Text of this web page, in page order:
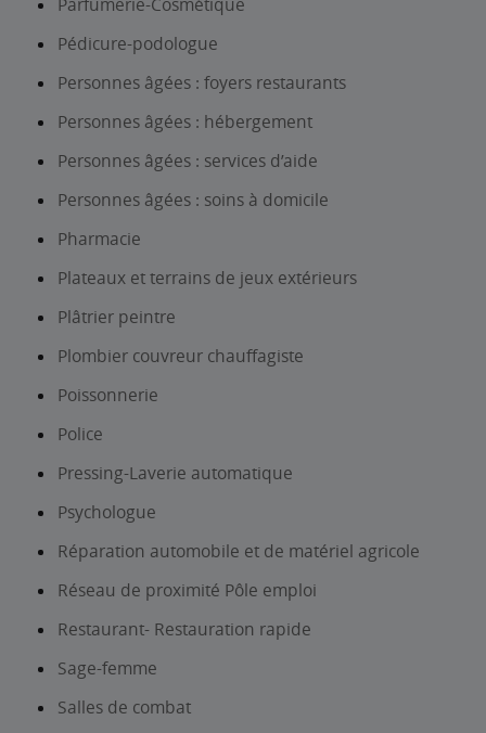
Pédicure-podologue
Personnes âgées : foyers restaurants
Personnes âgées : hébergement
Personnes âgées : services d’aide
Personnes âgées : soins à domicile
Pharmacie
Plateaux et terrains de jeux extérieurs
Plâtrier peintre
Plombier couvreur chauffagiste
Poissonnerie
Police
Pressing-Laverie automatique
Psychologue
Réparation automobile et de matériel agricole
Réseau de proximité Pôle emploi
Restaurant- Restauration rapide
Sage-femme
Salles de combat